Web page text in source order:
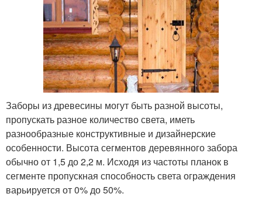
Заборы из древесины могут быть разной высоты,
пропускать разное количество света, иметь
разнообразные конструктивные и дизайнерские
особенности. Высота сегментов деревянного забора
обычно от 1,5 до 2,2 м. Исходя из частоты планок в
сегменте пропускная способность света ограждения
варьируется от 0% до 50%.